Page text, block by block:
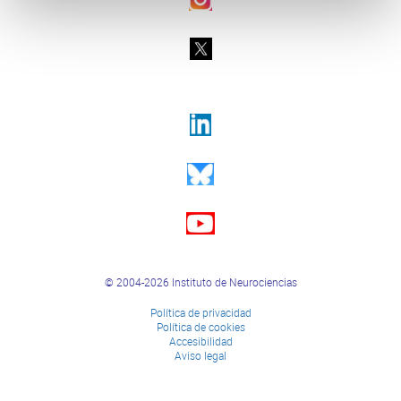
© 2004-2026 Instituto de Neurociencias
Política de privacidad
Política de cookies
Accesibilidad
Aviso legal